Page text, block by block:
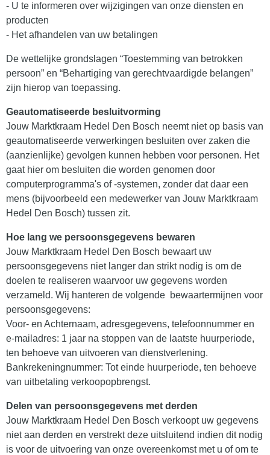
- U te informeren over wijzigingen van onze diensten en
producten
- Het afhandelen van uw betalingen
De wettelijke grondslagen “Toestemming van betrokken
persoon” en “Behartiging van gerechtvaardigde belangen”
zijn hierop van toepassing.
Geautomatiseerde besluitvorming
Jouw Marktkraam Hedel Den Bosch neemt niet op basis van
geautomatiseerde verwerkingen besluiten over zaken die
(aanzienlijke) gevolgen kunnen hebben voor personen. Het
gaat hier om besluiten die worden genomen door
computerprogramma's of -systemen, zonder dat daar een
mens (bijvoorbeeld een medewerker van Jouw Marktkraam
Hedel Den Bosch) tussen zit.
Hoe lang we persoonsgegevens bewaren
Jouw Marktkraam Hedel Den Bosch bewaart uw
persoonsgegevens niet langer dan strikt nodig is om de
doelen te realiseren waarvoor uw gegevens worden
verzameld. Wij hanteren de volgende bewaartermijnen voor
persoonsgegevens:
Voor- en Achternaam, adresgegevens, telefoonnummer en
e-mailadres: 1 jaar na stoppen van de laatste huurperiode,
ten behoeve van uitvoeren van dienstverlening.
Bankrekeningnummer: Tot einde huurperiode, ten behoeve
van uitbetaling verkoopopbrengst.
Delen van persoonsgegevens met derden
Jouw Marktkraam Hedel Den Bosch verkoopt uw gegevens
niet aan derden en verstrekt deze uitsluitend indien dit nodig
is voor de uitvoering van onze overeenkomst met u of om te